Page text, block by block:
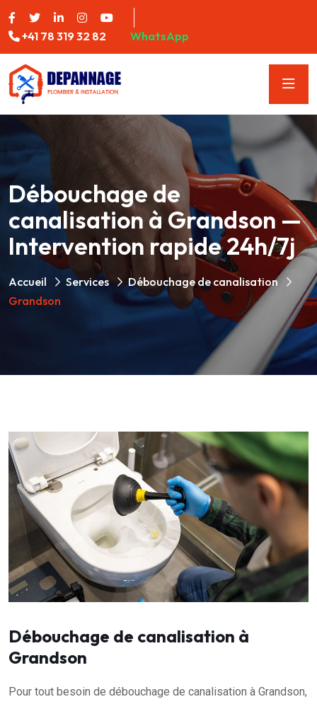
+41 78 319 32 82 WhatsApp
Débouchage de
canalisation à Grandson —
Intervention rapide 24h/7j
Accueil Services
Débouchage de canalisation
Grandson
Débouchage de canalisation à
Grandson
Pour tout besoin de débouchage de canalisation à Grandson,